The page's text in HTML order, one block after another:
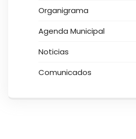
Organigrama
Agenda Municipal
Noticias
Comunicados